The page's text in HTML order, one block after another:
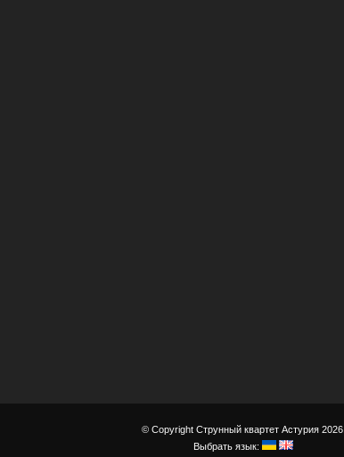
© Copyright Струнный квартет Астурия 2026.
Выбрать язык: